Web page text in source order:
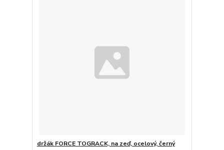
držák FORCE TOGRACK, na zeď, ocelový, černý